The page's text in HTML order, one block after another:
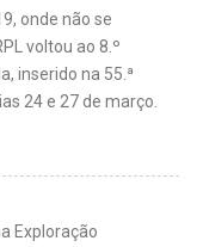
onde não se
voltou ao 8.º
inserido na 55.ª
24 e 27 de março.